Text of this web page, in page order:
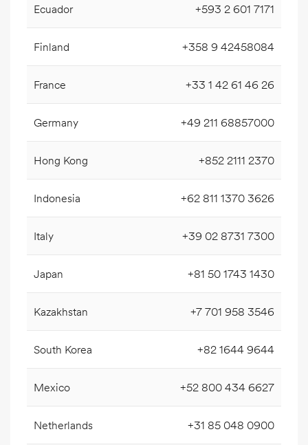
Ecuador +593 2 601 7171
Finland +358 9 42458084
France +33 1 42 61 46 26
Germany +49 211 68857000
Hong Kong +852 2111 2370
Indonesia +62 811 1370 3626
Italy +39 02 8731 7300
Japan +81 50 1743 1430
Kazakhstan +7 701 958 3546
South Korea +82 1644 9644
Mexico +52 800 434 6627
Netherlands +31 85 048 0900